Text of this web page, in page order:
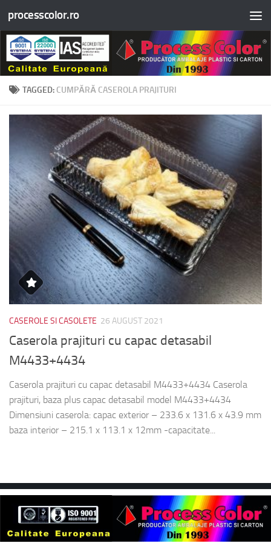
Skip to content
processcolor.ro
TAGGED: CUMPĂRĂ CASEROLA PRAJITURI
CASEROLE SI CASOLETE 26 AUGUST 2021
Caserola prajituri cu capac detasabil
M4433+4434
Caserola prajituri cu capac detasabil M4433+4434 Caserola
prajituri, baza plus capac detasabil model M4433+4434
Dimensiuni caserola: capac exterior – 233.6 x 131.6 x 43.9 mm
baza interior – 215.1 x 113.1 x 12mm -capacitate...